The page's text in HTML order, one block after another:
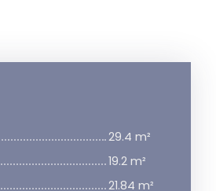
29.4 m²
19.2 m²
21.84 m²